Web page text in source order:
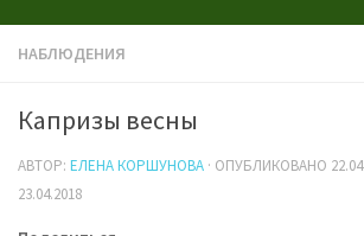
НАБЛЮДЕНИЯ
Капризы весны
АВТОР: ЕЛЕНА КОРШУНОВА · ОПУБЛИКОВАНО
23.04.2018